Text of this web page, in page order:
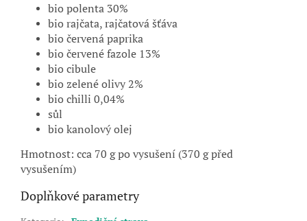
bio polenta 30%
bio rajčata, rajčatová šťáva
bio červená paprika
bio červené fazole 13%
bio cibule
bio zelené olivy 2%
bio chilli 0,04%
sůl
bio kanolový olej
Hmotnost: cca 70 g po vysušení (370 g před
vysušením)
Doplňkové parametry